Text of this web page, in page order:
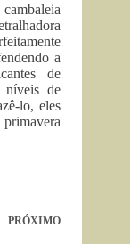
a
de
níveis de
lo, eles
PRÓXIMO